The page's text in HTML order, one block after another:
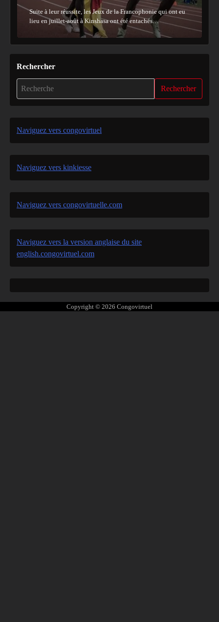
Suite à leur réussite, les Jeux de la Francophonie qui ont eu
lieu en juillet-août à Kinshasa ont été entachés…
Rechercher
Rechercher
Naviguez vers congovirtuel
Naviguez vers kinkiesse
Naviguez vers congovirtuelle.com
Naviguez vers la version anglaise du site
english.congovirtuel.com
Copyright © 2026 Congovirtuel